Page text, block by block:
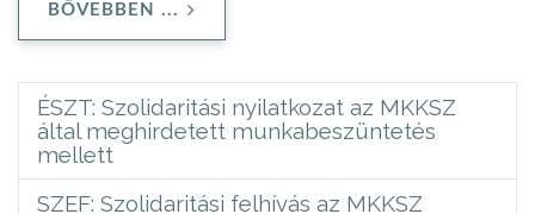
BŐVEBBEN ...
ÉSZT: Szolidaritási nyilatkozat az MKKSZ
által meghirdetett munkabeszüntetés
mellett
SZEF: Szolidaritási felhívás az MKKSZ